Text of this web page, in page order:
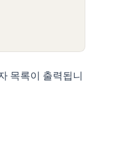
목록이 출력됩니